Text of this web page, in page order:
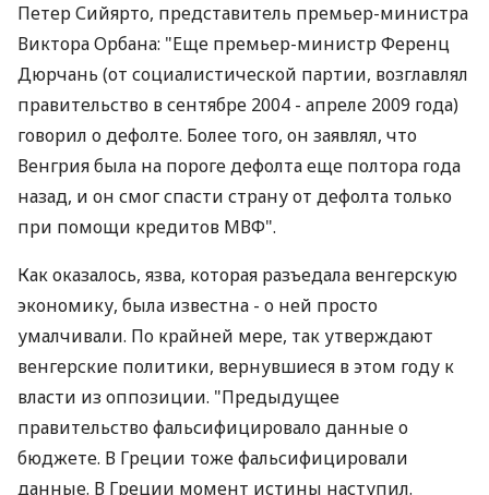
Петер Сийярто, представитель премьер-министра
Виктора Орбана: "Еще премьер-министр Ференц
Дюрчань (от социалистической партии, возглавлял
правительство в сентябре 2004 - апреле 2009 года)
говорил о дефолте. Более того, он заявлял, что
Венгрия была на пороге дефолта еще полтора года
назад, и он смог спасти страну от дефолта только
при помощи кредитов МВФ".
Как оказалось, язва, которая разъедала венгерскую
экономику, была известна - о ней просто
умалчивали. По крайней мере, так утверждают
венгерские политики, вернувшиеся в этом году к
власти из оппозиции. "Предыдущее
правительство фальсифицировало данные о
бюджете. В Греции тоже фальсифицировали
данные. В Греции момент истины наступил.